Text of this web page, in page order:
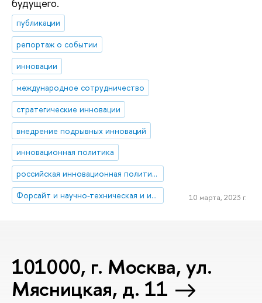
будущего.
публикации
репортаж о событии
инновации
международное сотрудничество
cтратегические инновации
внедрение подрывных инноваций
инновационная политика
российская инновационная политика
Форсайт и научно-техническая и инновационная политика
10 марта, 2023 г.
101000, г. Москва, ул.
Мясницкая, д. 11